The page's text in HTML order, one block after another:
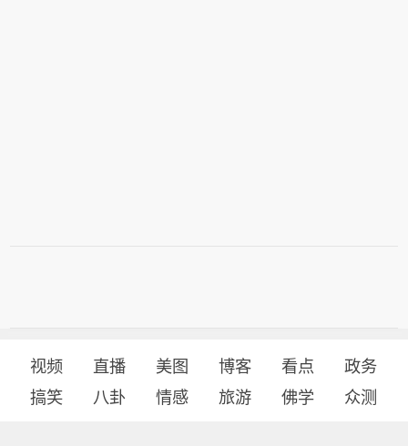
视频 直播 美图 博客 看点
政务
搞笑
八卦 情感 旅游 佛学 众测